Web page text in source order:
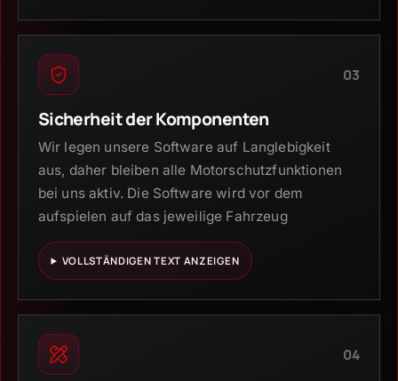
03
Sicherheit der Komponenten
Wir legen unsere Software auf Langlebigkeit
aus, daher bleiben alle Motorschutzfunktionen
bei uns aktiv. Die Software wird vor dem
aufspielen auf das jeweilige Fahrzeug
VOLLSTÄNDIGEN TEXT ANZEIGEN
04